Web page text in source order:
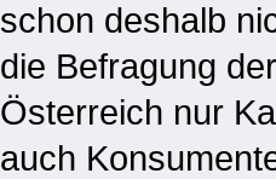
schon deshalb
die Befragung
Österreich nur
auch